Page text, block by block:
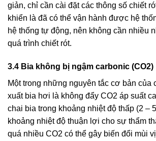
giản, chỉ cần cài đặt các thông số chiết
khiển là đã có thể vận hành được hệ
hệ thống tự động, nên không cần nhiều
quá trình chiết rót.
3.4 Bia không bị ngậm carbonic (CO2)
Một trong những nguyên tắc cơ bản của
xuất bia hơi là không đẩy CO2 áp suất
chai bia trong khoảng nhiệt độ thấp (2 –
khoảng nhiệt độ thuận lợi cho sự thẩm
quá nhiều CO2 có thể gây biến đổi mùi